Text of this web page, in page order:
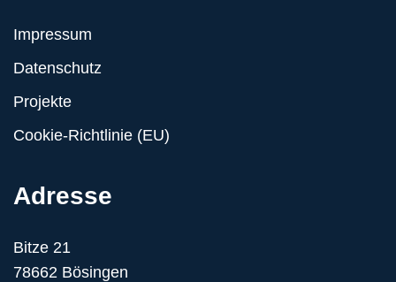
Impressum
Datenschutz
Projekte
Cookie-Richtlinie (EU)
Adresse
Bitze 21
78662 Bösingen